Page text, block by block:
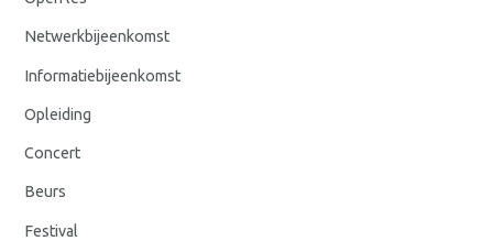
Netwerkbijeenkomst
Informatiebijeenkomst
Opleiding
Concert
Beurs
Festival